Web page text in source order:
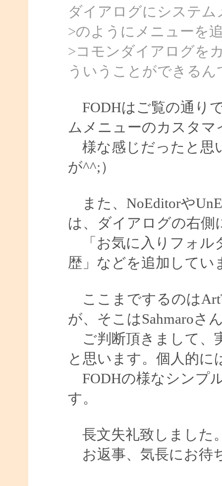
ダイアログにシステム
>のようにメニューを
>コモンダイアログを
ういうことができるん
FODHはご覧の通り
ムメニューのカスタマ
様な感じだったと思
が^^;）
また、NoEditorや
は、ダイアログの右側
「お気に入りフォル
歴」などを追加してい
ここまでするのは
が、そこはSahmaroさ
ご判断頂きまして、
と思います。個人的に
FODHの様なシンプ
す。
長文失礼致しました
お返事、気長にお待